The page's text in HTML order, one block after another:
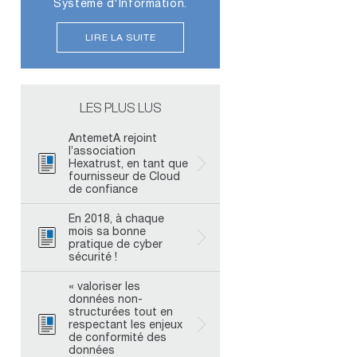
Système d'Information.
LIRE LA SUITE
LES PLUS LUS
AntemetA rejoint
l’association
Hexatrust, en tant que
fournisseur de Cloud
de confiance
En 2018, à chaque
mois sa bonne
pratique de cyber
sécurité !
« valoriser les
données non-
structurées tout en
respectant les enjeux
de conformité des
données